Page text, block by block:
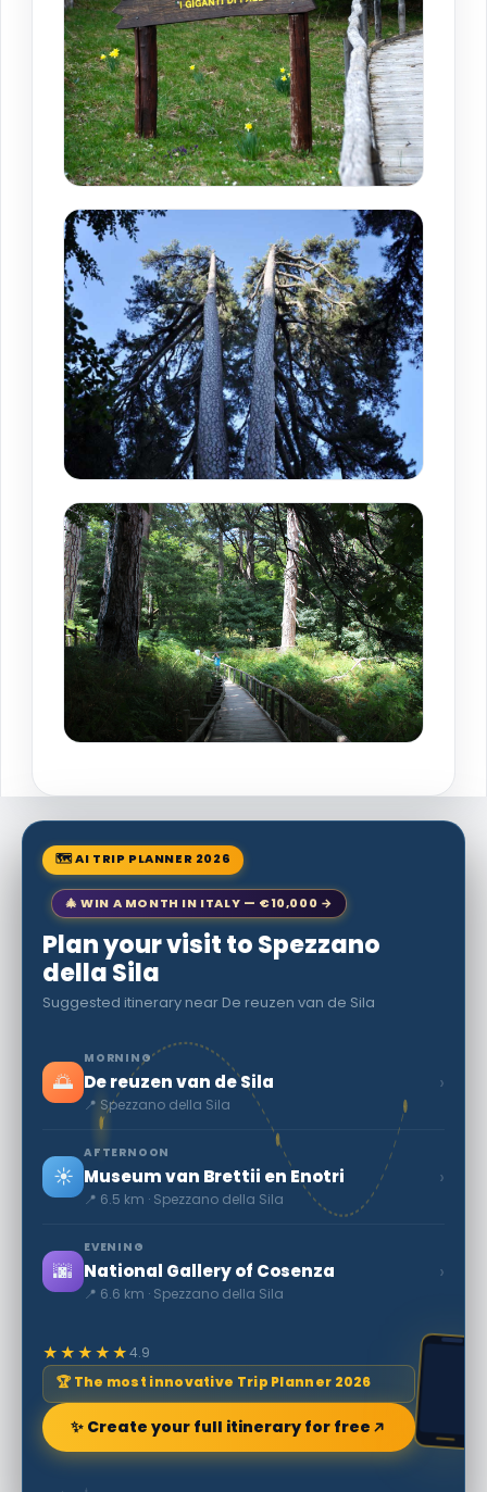
🗺 AI TRIP PLANNER 2026
🎄 WIN A MONTH IN ITALY — €10,000 →
Plan your visit to Spezzano
della Sila
Suggested itinerary near De reuzen van de Sila
🌅
MORNING
De reuzen van de Sila
📍 Spezzano della Sila
›
☀️
AFTERNOON
Museum van Brettii en Enotri
📍 6.5 km · Spezzano della Sila
›
🌆
EVENING
National Gallery of Cosenza
📍 6.6 km · Spezzano della Sila
›
★★★★★4.9
🏆 The most innovative Trip Planner 2026
✨ Create your full itinerary for free